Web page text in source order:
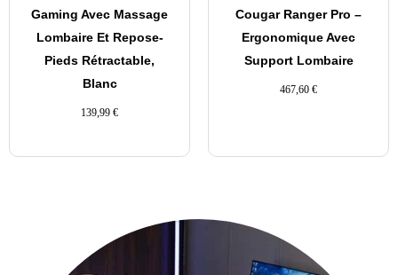
Gaming Avec Massage
Lombaire Et Repose-
Pieds Rétractable,
Blanc
139,99 €
Cougar Ranger Pro –
Ergonomique Avec
Support Lombaire
467,60 €